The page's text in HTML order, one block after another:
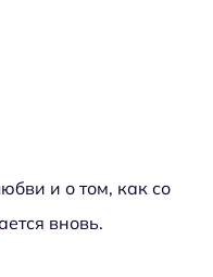
и о том, как со
вновь.